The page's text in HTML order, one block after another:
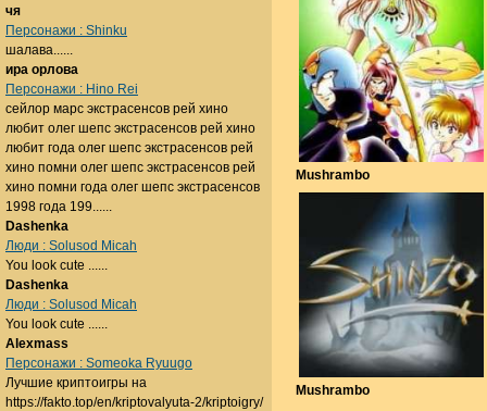
Mushrambo
Mushrambo
чя
Персонажи : Shinku
шалава......
ира орлова
Персонажи : Hino Rei
сейлор марс экстрасенсов рей хино
любит олег шепс экстрасенсов рей хино
любит года олег шепс экстрасенсов рей
хино помни олег шепс экстрасенсов рей
хино помни года олег шепс экстрасенсов
1998 года 199......
Dashenka
Люди : Solusod Micah
You look cute ......
Dashenka
Люди : Solusod Micah
You look cute ......
Alexmass
Персонажи : Someoka Ryuugo
Лучшие криптоигры на
https://fakto.top/en/kriptovalyuta-2/kriptoigry/